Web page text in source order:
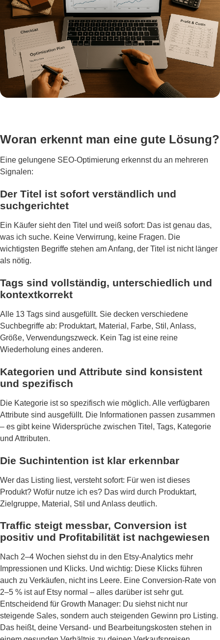
Woran erkennt man eine gute Lösung?
Eine gelungene SEO-Optimierung erkennst du an mehreren
Signalen:
Der Titel ist sofort verständlich und
suchgerichtet
Ein Käufer sieht den Titel und weiß sofort: Das ist genau das,
was ich suche. Keine Verwirrung, keine Fragen. Die
wichtigsten Begriffe stehen am Anfang, der Titel ist nicht länger
als nötig.
Tags sind vollständig, unterschiedlich und
kontextkorrekt
Alle 13 Tags sind ausgefüllt. Sie decken verschiedene
Suchbegriffe ab: Produktart, Material, Farbe, Stil, Anlass,
Größe, Verwendungszweck. Kein Tag ist eine reine
Wiederholung eines anderen.
Kategorien und Attribute sind konsistent
und spezifisch
Die Kategorie ist so spezifisch wie möglich. Alle verfügbaren
Attribute sind ausgefüllt. Die Informationen passen zusammen
– es gibt keine Widersprüche zwischen Titel, Tags, Kategorie
und Attributen.
Die Suchintention ist klar erkennbar
Wer das Listing liest, versteht sofort: Für wen ist dieses
Produkt? Wofür nutze ich es? Das wird durch Produktart,
Zielgruppe, Material, Stil und Anlass deutlich.
Traffic steigt messbar, Conversion ist
positiv und Profitabilität ist nachgewiesen
Nach 2–4 Wochen siehst du in den Etsy-Analytics mehr
Impressionen und Klicks. Und wichtig: Diese Klicks führen
auch zu Verkäufen, nicht ins Leere. Eine Conversion-Rate von
2–5 % ist auf Etsy normal – alles darüber ist sehr gut.
Entscheidend für Growth Manager: Du siehst nicht nur
steigende Sales, sondern auch steigenden Gewinn pro Listing.
Das heißt, deine Versand- und Bearbeitungskosten stehen in